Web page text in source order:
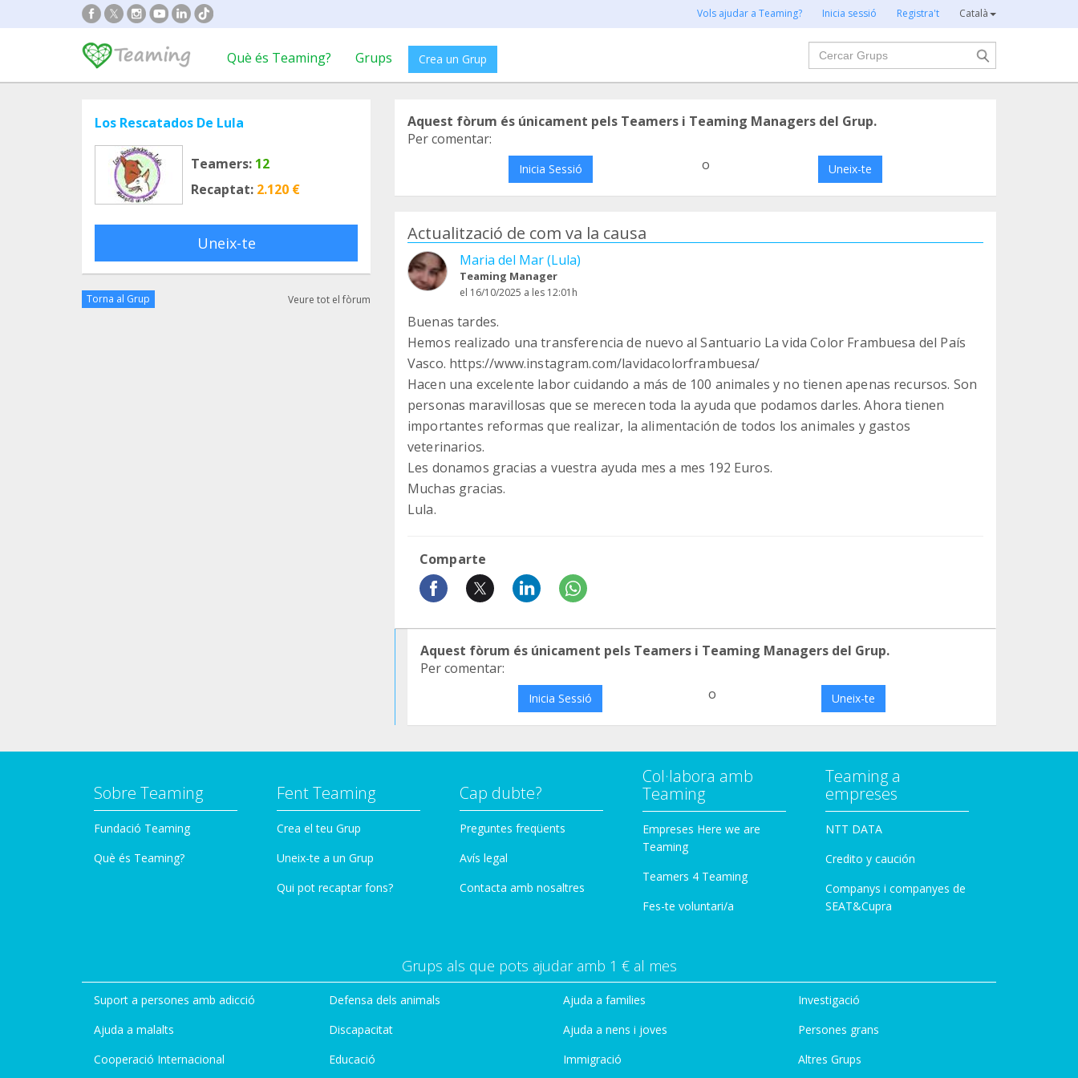
Vols ajudar a Teaming? Inicia sessió Registra't Català
Què és Teaming? Grups Crea un Grup
Cercar
Los Rescatados De Lula
Teamers: 12
Recaptat: 2.120 €
Uneix-te
Torna al Grup Veure tot el fòrum
Aquest fòrum és únicament pels Teamers i Teaming Managers del Grup.
Per comentar:
Inicia Sessió o Uneix-te
Actualització de com va la causa
Maria del Mar (Lula)
Teaming Manager
el 16/10/2025 a les 12:01h
Buenas tardes.
Hemos realizado una transferencia de nuevo al Santuario La vida Color Frambuesa del País
Vasco. https://www.instagram.com/lavidacolorframbuesa/
Hacen una excelente labor cuidando a más de 100 animales y no tienen apenas recursos. Son
personas maravillosas que se merecen toda la ayuda que podamos darles. Ahora tienen
importantes reformas que realizar, la alimentación de todos los animales y gastos
veterinarios.
Les donamos gracias a vuestra ayuda mes a mes 192 Euros.
Muchas gracias.
Lula.
Comparte
Aquest fòrum és únicament pels Teamers i Teaming Managers del Grup.
Per comentar:
Inicia Sessió o Uneix-te
Sobre Teaming
Fundació Teaming
Què és Teaming?
Fent Teaming
Crea el teu Grup
Uneix-te a un Grup
Qui pot recaptar fons?
Cap dubte?
Preguntes freqüents
Avís legal
Contacta amb nosaltres
Col·labora amb
Teaming
Empreses Here we are
Teaming
Teamers 4 Teaming
Fes-te voluntari/a
Teaming a
empreses
NTT DATA
Credito y caución
Companys i companyes de
SEAT&Cupra
Grups als que pots ajudar amb 1 € al mes
Suport a persones amb adicció
Ajuda a malalts
Cooperació Internacional
Defensa dels animals
Discapacitat
Educació
Ajuda a families
Ajuda a nens i joves
Immigració
Investigació
Persones grans
Altres Grups